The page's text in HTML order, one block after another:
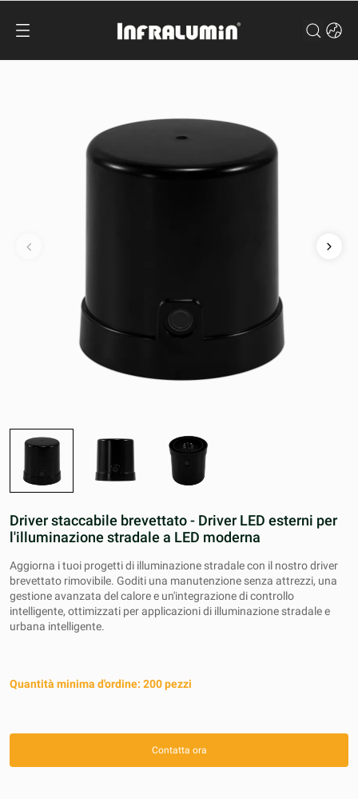
Driver staccabile brevettato - Driver LED esterni per
l'illuminazione stradale a LED moderna
Aggiorna i tuoi progetti di illuminazione stradale con il nostro driver
brevettato rimovibile. Goditi una manutenzione senza attrezzi, una
gestione avanzata del calore e un'integrazione di controllo
intelligente, ottimizzati per applicazioni di illuminazione stradale e
urbana intelligente.
Quantità minima d'ordine: 200 pezzi
Contatta ora